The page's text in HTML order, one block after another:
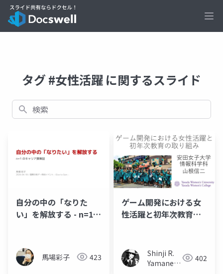
タグ #女性活躍 に関するスライド
検索
自分の中の「なりた
い」を解放する - n=1
馬場彩子 423
ゲーム開発における女
性活躍と初年次教育の
Shinji R.
Yamane
402